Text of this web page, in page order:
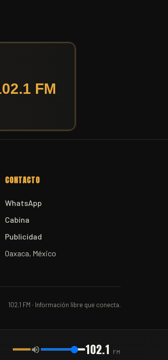
CONTACTO
WhatsApp
Cabina
Publicidad
Oaxaca, México
102.1 FM · Información libre que conecta.
102.1 FM